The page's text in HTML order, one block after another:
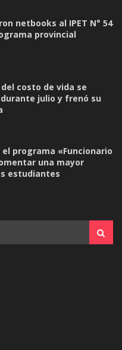
netbooks al IPET N° 54
provincial
costo de vida se
julio y frenó su
programa «Funcionario
una mayor
estudiantes